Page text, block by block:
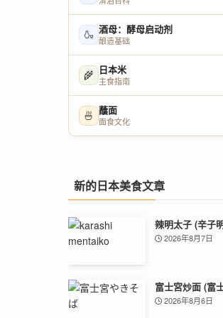
🍶 酒母：酵母启动剂
酿造基础
🌾 日本米
主食指南
🍜 蘸面
面食文化
新的日本美食文章
辣明太子 (辛子
2026年8月7日
富士宮炒面 (富
2026年8月6日